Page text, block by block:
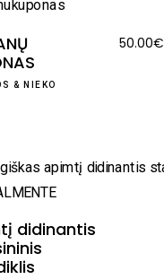
50.00€
& NIEKO
didinantis